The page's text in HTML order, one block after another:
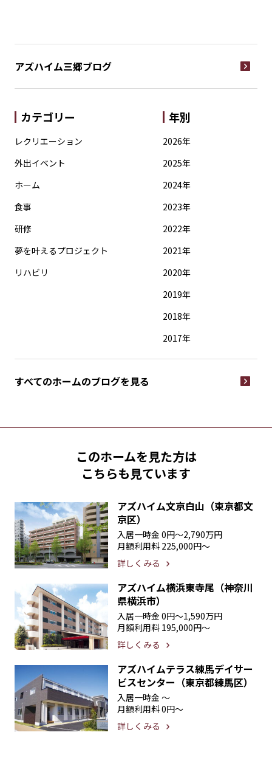
アズハイム三郷ブログ
カテゴリー
レクリエーション
外出イベント
ホーム
食事
研修
夢を叶えるプロジェクト
リハビリ
年別
2026年
2025年
2024年
2023年
2022年
2021年
2020年
2019年
2018年
2017年
すべてのホームのブログを見る
このホームを見た方は
こちらも見ています
アズハイム文京白山（東京都文
京区）
入居一時金 0円〜2,790万円
月額利用料 225,000円〜
詳しくみる
アズハイム横浜東寺尾（神奈川
県横浜市）
入居一時金 0円〜1,590万円
月額利用料 195,000円〜
詳しくみる
アズハイムテラス練馬デイサー
ビスセンター（東京都練馬区）
入居一時金 〜
月額利用料0円〜
詳しくみる